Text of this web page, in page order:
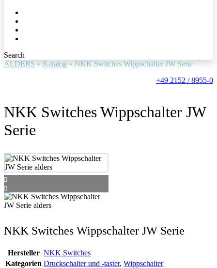
Search
ALDERS » Katalog » NKK Switches Wippschalter JW Serie
+49 2152 / 8955-0
NKK Switches Wippschalter JW
Serie
NKK Switches Wippschalter JW Serie
Hersteller NKK Switches
Kategorien Druckschalter und -taster, Wippschalter